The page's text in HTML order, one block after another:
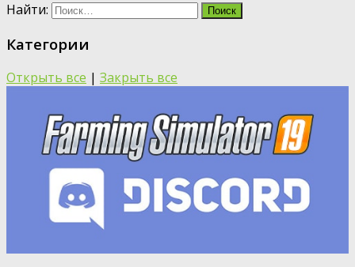
Найти:
Категории
Открыть все | Закрыть все